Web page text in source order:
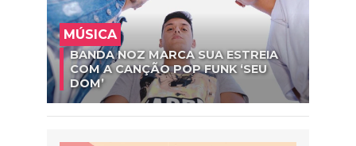
MÚSICA
BANDA NOZ MARCA SUA ESTREIA
COM A CANÇÃO POP FUNK ‘SEU
DOM’